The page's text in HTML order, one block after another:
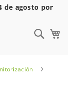
de agosto por